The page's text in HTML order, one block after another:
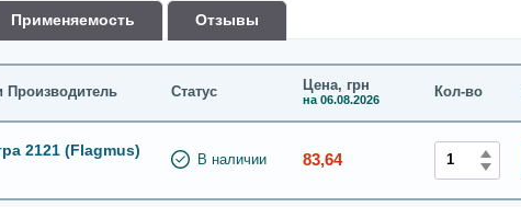
Применяемость Oтзывы
Производитель Статус Цена, грн
на 06.08.2026 Кол-во
2121 (Flagmus)
В наличии 83,64